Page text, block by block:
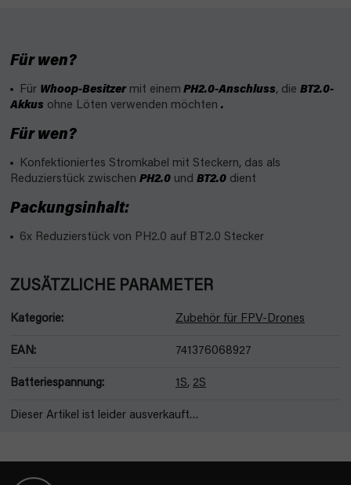
Für wen?
Für Whoop-Besitzermit einem PH2.0-Anschluss, die BT2.0-
Akkus ohne Löten verwenden möchten .
Für wen?
Konfektioniertes Stromkabel mit Steckern, das als
Reduzierstück zwischen PH2.0 und BT2.0 dient
Packungsinhalt:
6x Reduzierstück von PH2.0 auf BT2.0 Stecker
ZUSÄTZLICHE PARAMETER
Kategorie: Zubehör für FPV-Drones
EAN: 741376068927
Batteriespannung: 1S, 2S
Dieser Artikel ist leider ausverkauft…